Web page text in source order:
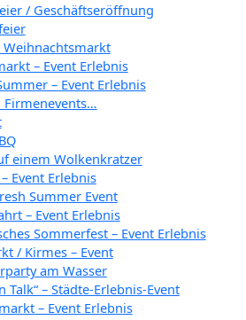
/ Geschäftseröffnung
– Event Erlebnis
– Event Erlebnis
Firmenevents…
einem Wolkenkratzer
Event Erlebnis
Summer Event
– Event Erlebnis
Sommerfest – Event Erlebnis
/ Kirmes – Event
am Wasser
Talk“ – Städte-Erlebnis-Event
– Event Erlebnis